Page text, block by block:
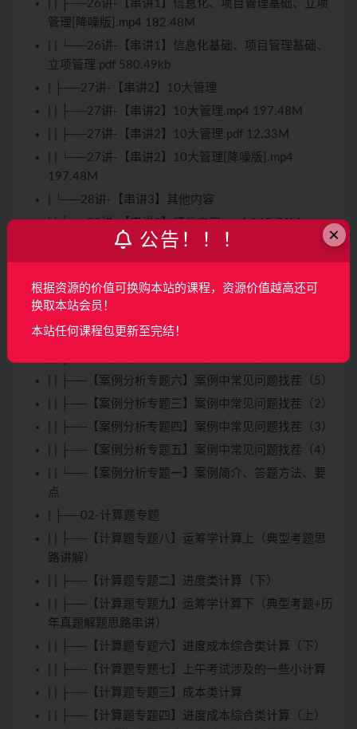
| | ├──26讲-【串讲1】信息化、项目管理基础、立项
管理[降噪版].mp4 182.48M
| | └──26讲-【串讲1】信息化基础、项目管理基础、
立项管理.pdf 580.49kb
| ├──27讲-【串讲2】10大管理
| | ├──27讲-【串讲2】10大管理.mp4 197.48M
| | ├──27讲-【串讲2】10大管理.pdf 12.33M
| | └──27讲-【串讲2】10大管理[降噪版].mp4
197.48M
| └──28讲-【串讲3】其他内容
| | ├──28讲-【串讲3】其他内容.mp4 143.74M
| | └──28讲-【串讲3】其他内容[降噪版].mp4
143.74M
├──02第一阶段-案例论文专题课
| ├──01-案例专题课
| | ├──12-19年中高项案例分析历年真题讲解
| | ├──【案例分析专题六】案例中常见问题找茬（5）
| | ├──【案例分析专题三】案例中常见问题找茬（2）
| | ├──【案例分析专题四】案例中常见问题找茬（3）
| | ├──【案例分析专题五】案例中常见问题找茬（4）
| | └──【案例分析专题一】案例简介、答题方法、要
点
| ├──02-计算题专题
| | ├──【计算题专题八】运筹学计算上（典型考题思
路讲解）
| | ├──【计算题专题二】进度类计算（下）
| | ├──【计算题专题九】运筹学计算下（典型考题+历
年真题解题思路串讲）
| | ├──【计算题专题六】进度成本综合类计算（下）
| | ├──【计算题专题七】上午考试涉及的一些小计算
| | ├──【计算题专题三】成本类计算
| | ├──【计算题专题四】进度成本综合类计算（上）
×
公告！！！
根据资源的价值可换购本站的课程，资源价值越高还可
换取本站会员！
本站任何课程包更新至完结！